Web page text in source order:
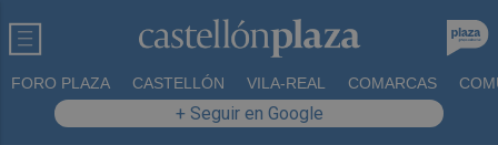
FORO PLAZA CASTELLÓN VILA-REAL COMARCAS
+ Seguir en Google